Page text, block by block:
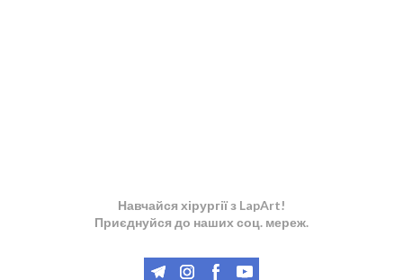
Навчайся хірургії з LapArt!
Приєднуйся до наших соц. мереж.